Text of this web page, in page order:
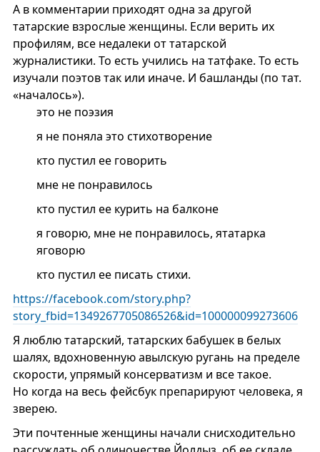
А в комментарии приходят одна за другой
татарские взрослые женщины. Если верить их
профилям, все недалеки от татарской
журналистики. То есть учились на татфаке. То есть
изучали поэтов так или иначе. И башланды (по тат.
«началось»).
это не поэзия
я не поняла это стихотворение
кто пустил ее говорить
мне не понравилось
кто пустил ее курить на балконе
я говорю, мне не понравилось, ятатарка
яговорю
кто пустил ее писать стихи.
https://facebook.com/story.php?
story_fbid=1349267705086526&id=100000099273606
Я люблю татарский, татарских бабушек в белых
шалях, вдохновенную авылскую ругань на пределе
скорости, упрямый консерватизм и все такое.
Но когда на весь фейсбук препарируют человека, я
зверею.
Эти почтенные женщины начали снисходительно